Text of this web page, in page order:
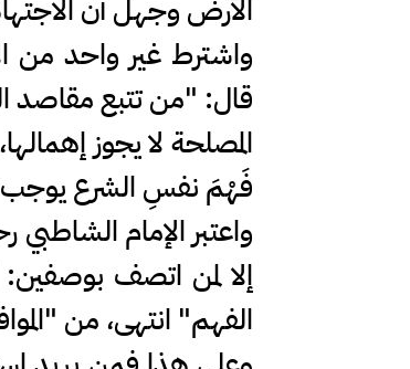
الأرض وجهل أن
واشترط غير واحد من
قال: "من تتبع مقاصد
المصلحة لا يجوز
فَهْمَ نفسِ الشرع يوجب
واعتبر الإمام
إلا لمن اتصف بوصفين:
الفهم" انتهى، من